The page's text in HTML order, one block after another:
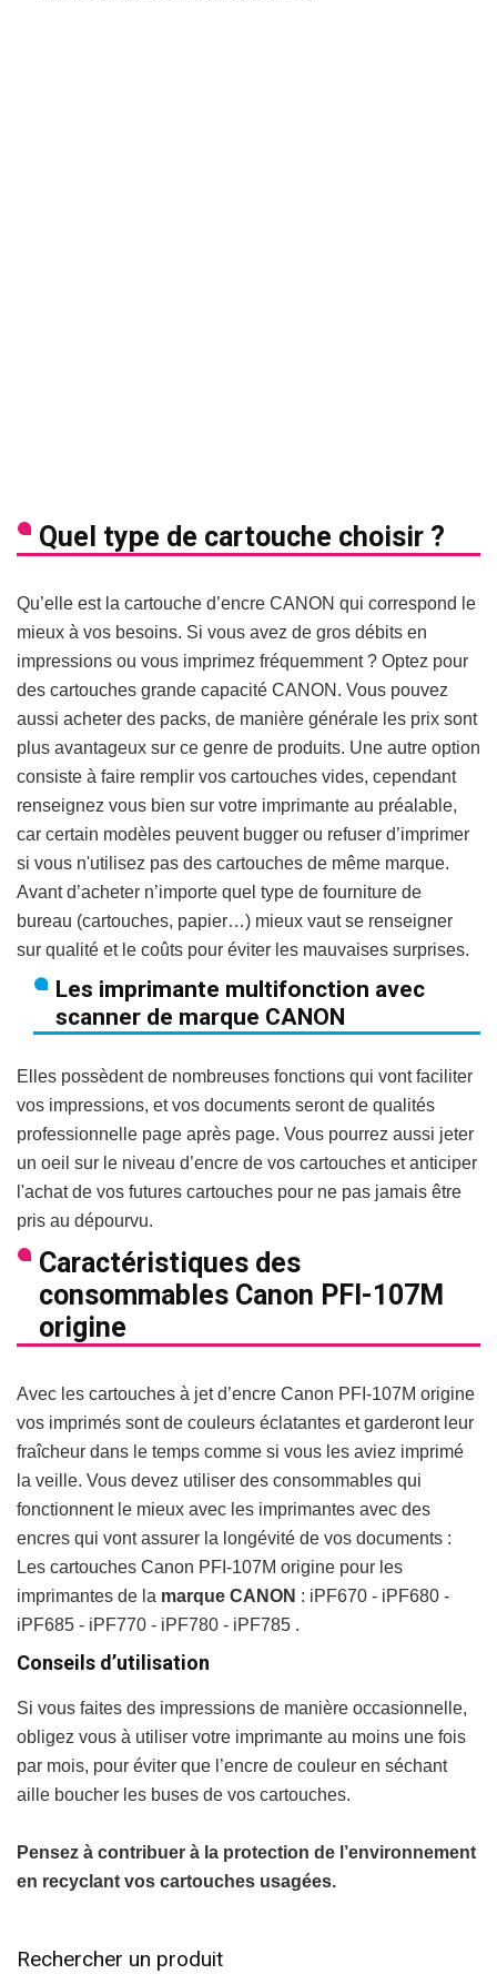
Quel type de cartouche choisir ?
Qu’elle est la cartouche d’encre CANON qui correspond le
mieux à vos besoins. Si vous avez de gros débits en
impressions ou vous imprimez fréquemment ? Optez pour
des cartouches grande capacité CANON. Vous pouvez
aussi acheter des packs, de manière générale les prix sont
plus avantageux sur ce genre de produits. Une autre option
consiste à faire remplir vos cartouches vides, cependant
renseignez vous bien sur votre imprimante au préalable,
car certain modèles peuvent bugger ou refuser d’imprimer
si vous n'utilisez pas des cartouches de même marque.
Avant d’acheter n’importe quel type de fourniture de
bureau (cartouches, papier…) mieux vaut se renseigner
sur qualité et le coûts pour éviter les mauvaises surprises.
Les imprimante multifonction avec
scanner de marque CANON
Elles possèdent de nombreuses fonctions qui vont faciliter
vos impressions, et vos documents seront de qualités
professionnelle page après page. Vous pourrez aussi jeter
un oeil sur le niveau d’encre de vos cartouches et anticiper
l'achat de vos futures cartouches pour ne pas jamais être
pris au dépourvu.
Caractéristiques des
consommables Canon PFI-107M
origine
Avec les cartouches à jet d’encre Canon PFI-107M origine
vos imprimés sont de couleurs éclatantes et garderont leur
fraîcheur dans le temps comme si vous les aviez imprimé
la veille. Vous devez utiliser des consommables qui
fonctionnent le mieux avec les imprimantes avec des
encres qui vont assurer la longévité de vos documents :
Les cartouches Canon PFI-107M origine pour les
imprimantes de la marque CANON : iPF670 - iPF680 -
iPF685 - iPF770 - iPF780 - iPF785 .
Conseils d’utilisation
Si vous faites des impressions de manière occasionnelle,
obligez vous à utiliser votre imprimante au moins une fois
par mois, pour éviter que l’encre de couleur en séchant
aille boucher les buses de vos cartouches.
Pensez à contribuer à la protection de l’environnement
en recyclant vos cartouches usagées.
Rechercher un produit